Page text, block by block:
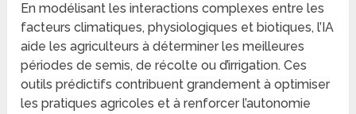
En modélisant les interactions complexes entre les
facteurs climatiques, physiologiques et biotiques, l’IA
aide les agriculteurs à déterminer les meilleures
périodes de semis, de récolte ou d’irrigation. Ces
outils prédictifs contribuent grandement à optimiser
les pratiques agricoles et à renforcer l’autonomie